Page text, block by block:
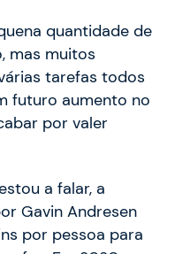
quantidade de
mas muitos
tarefas todos
futuro aumento no
por valer
a falar, a
Gavin Andresen
por pessoa para